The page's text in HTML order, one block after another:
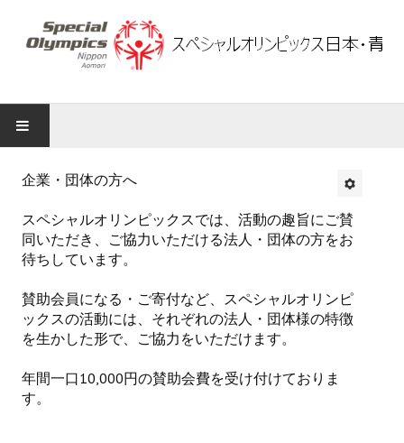
スペシャルオリンピックス日本・青森
知る
スペシャルオリンピックスについて
アスリートについて
スポーツ競技種目について
ブランチの活動について
青森
企業・団体の方へ
スペシャルオリンピックスでは、活動の趣旨にご賛
同いただき、ご協力いただける法人・団体の方をお
待ちしています。
賛助会員になる・ご寄付など、スペシャルオリンピ
ックスの活動には、それぞれの法人・団体様の特徴
を生かした形で、ご協力をいただけます。
年間一口10,000円の賛助会費を受け付けておりま
す。